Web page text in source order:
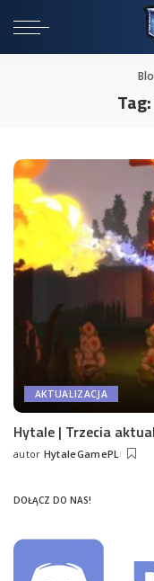
Tag:
AKTUALIZACJA
Hytale | Trzecia
Posted
autor HytaleGamePL
DOŁĄCZ DO NAS!